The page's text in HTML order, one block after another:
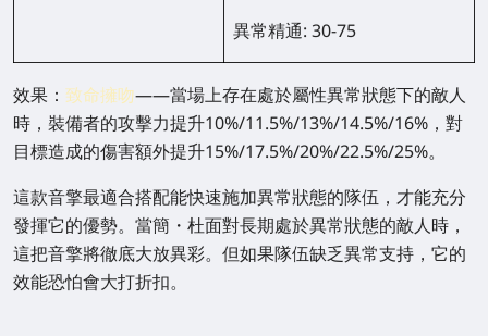
異常精通: 30-75
效果： 致命擁吻——當場上存在處於屬性異常狀態下的敵人
時，裝備者的攻擊力提升10%/11.5%/13%/14.5%/16%，對
目標造成的傷害額外提升15%/17.5%/20%/22.5%/25%。
這款音擎最適合搭配能快速施加異常狀態的隊伍，才能充分
發揮它的優勢。當簡・杜面對長期處於異常狀態的敵人時，
這把音擎將徹底大放異彩。但如果隊伍缺乏異常支持，它的
效能恐怕會大打折扣。